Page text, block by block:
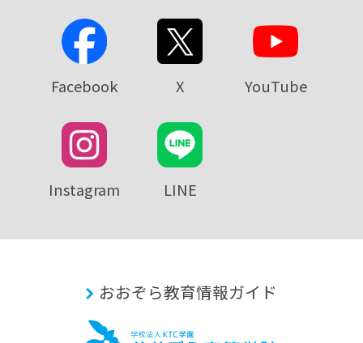
Facebook X YouTube
Instagram LINE
おおぞら教育情報ガイド